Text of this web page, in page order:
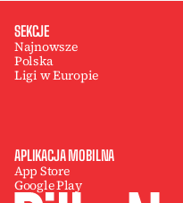
SEKCJE
Najnowsze
Polska
Ligi w Europie
APLIKACJA MOBILNA
App Store
Google Play